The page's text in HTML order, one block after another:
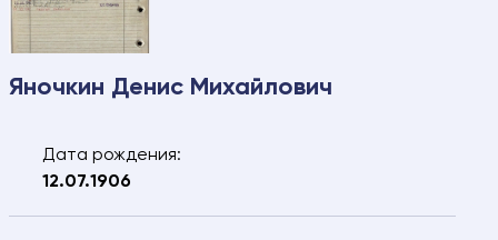
Яночкин Денис Михайлович
Дата рождения:
12.07.1906